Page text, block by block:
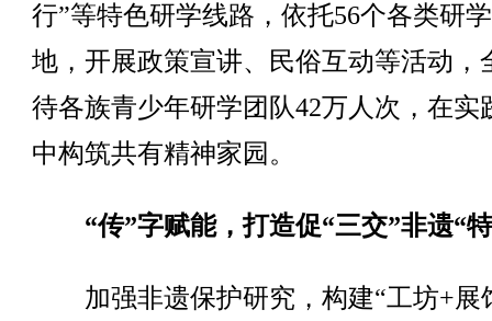
行”等特色研学线路，依托56个各类研
地，开展政策宣讲、民俗互动等活动，
待各族青少年研学团队42万人次，在实
中构筑共有精神家园。
“传”字赋能，打造促“三交”非遗“
加强非遗保护研究，构建“工坊+展